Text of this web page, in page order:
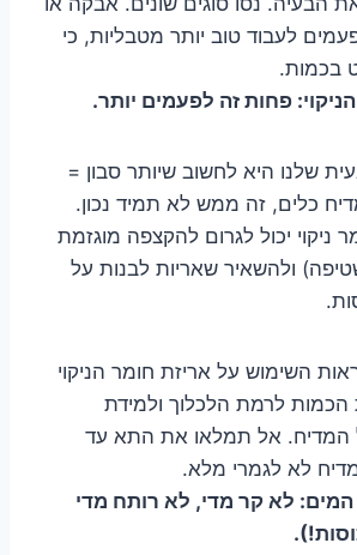
לעבוד טוב יותר מטבליות, כי
בכמות.
פחות זה לפעמים יותר.
שלנו היא לחשוב שיותר סבון =
כלים, זה ממש לא תמיד נכון.
ניקוי יכול לגרום להקצפה מוגזמת
ולהשאיר שאריות לבנות על
השימוש על אריזת חומר הניקוי
הכמות לרמת הלכלוך ולמידת
המדיח. אל תמלאו את התא עד
לא לגמרי מלא.
לא קר מדי, לא רותח מדי